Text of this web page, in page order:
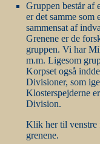
Gruppen består af
er det samme som
sammensat af
Grenene er de
gruppen. Vi har
m.m. Ligesom
Korpset også
Divisioner, som
Klosterspejderne
Division.
Klik her til venstre
grenene.